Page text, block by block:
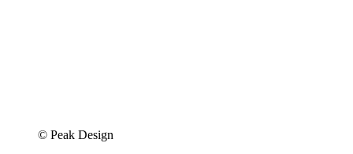
© Peak Design